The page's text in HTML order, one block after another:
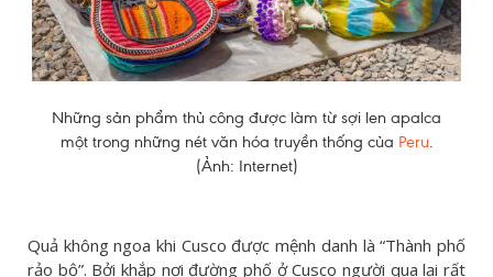
Những sản phẩm thủ công được làm từ sợi len apalca
một trong những nét văn hóa truyền thống của Peru.
(Ảnh: Internet)
Quả không ngoa khi Cusco được mệnh danh là “Thành phố
rảo bộ”. Bởi khắp nơi đường phố ở Cusco người qua lại rất